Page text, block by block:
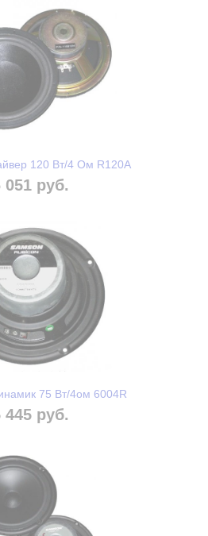
120 Вт/4 Ом R120A
051 руб.
75 Вт/4ом 6004R
445 руб.